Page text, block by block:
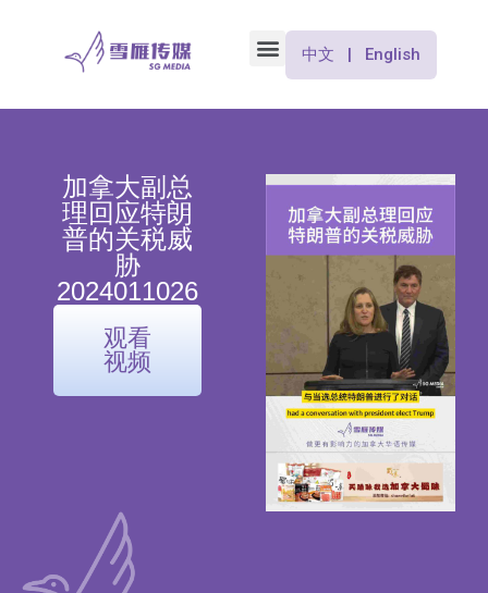
中文 | English
加拿大副总
理回应特朗
普的关税威
胁
2024011026
观看
视频